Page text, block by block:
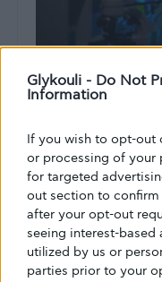
Glykouli - Do Not
Information
If you wish to opt-out
or processing of your
for targeted
out section to confirm
after your opt-out
seeing interest-based
utilized by us or
parties prior to your
Εργαστηριακά
ινσουλίνης
σε ποντίκια
σημαντικό
τύπου 1